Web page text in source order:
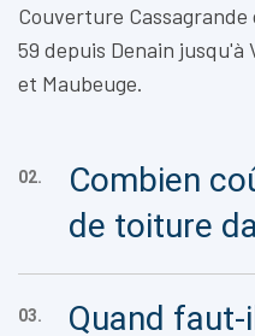
Couverture
59 depuis Denain jusqu'à
et Maubeuge.
02.
Combien
de toiture
03.
Quand